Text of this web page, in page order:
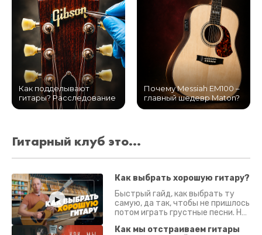
Как подделывают
гитары? Расследование
Почему Messiah EM100 –
главный шедевр Maton?
Гитарный клуб это...
Как выбрать хорошую гитару?
Быстрый гайд, как выбрать ту
самую, да так, чтобы не пришлось
потом играть грустные песни. На
Как мы отстраиваем гитары